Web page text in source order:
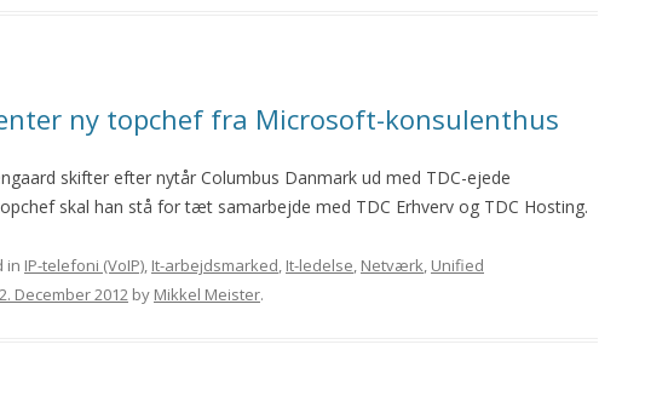
ny topchef fra Microsoft-konsulenthus
skifter efter nytår Columbus Danmark ud med TDC-ejede
skal han stå for tæt samarbejde med TDC Erhverv og TDC Hosting.
in IP-telefoni (VoIP), It-arbejdsmarked, It-ledelse, Netværk, Unified
December 2012 by Mikkel Meister.